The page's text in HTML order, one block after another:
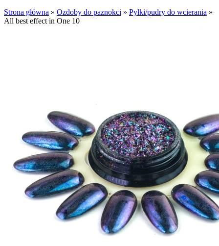
Strona główna » Ozdoby do paznokci » Pyłki/pudry do wcierania »
All best effect in One 10